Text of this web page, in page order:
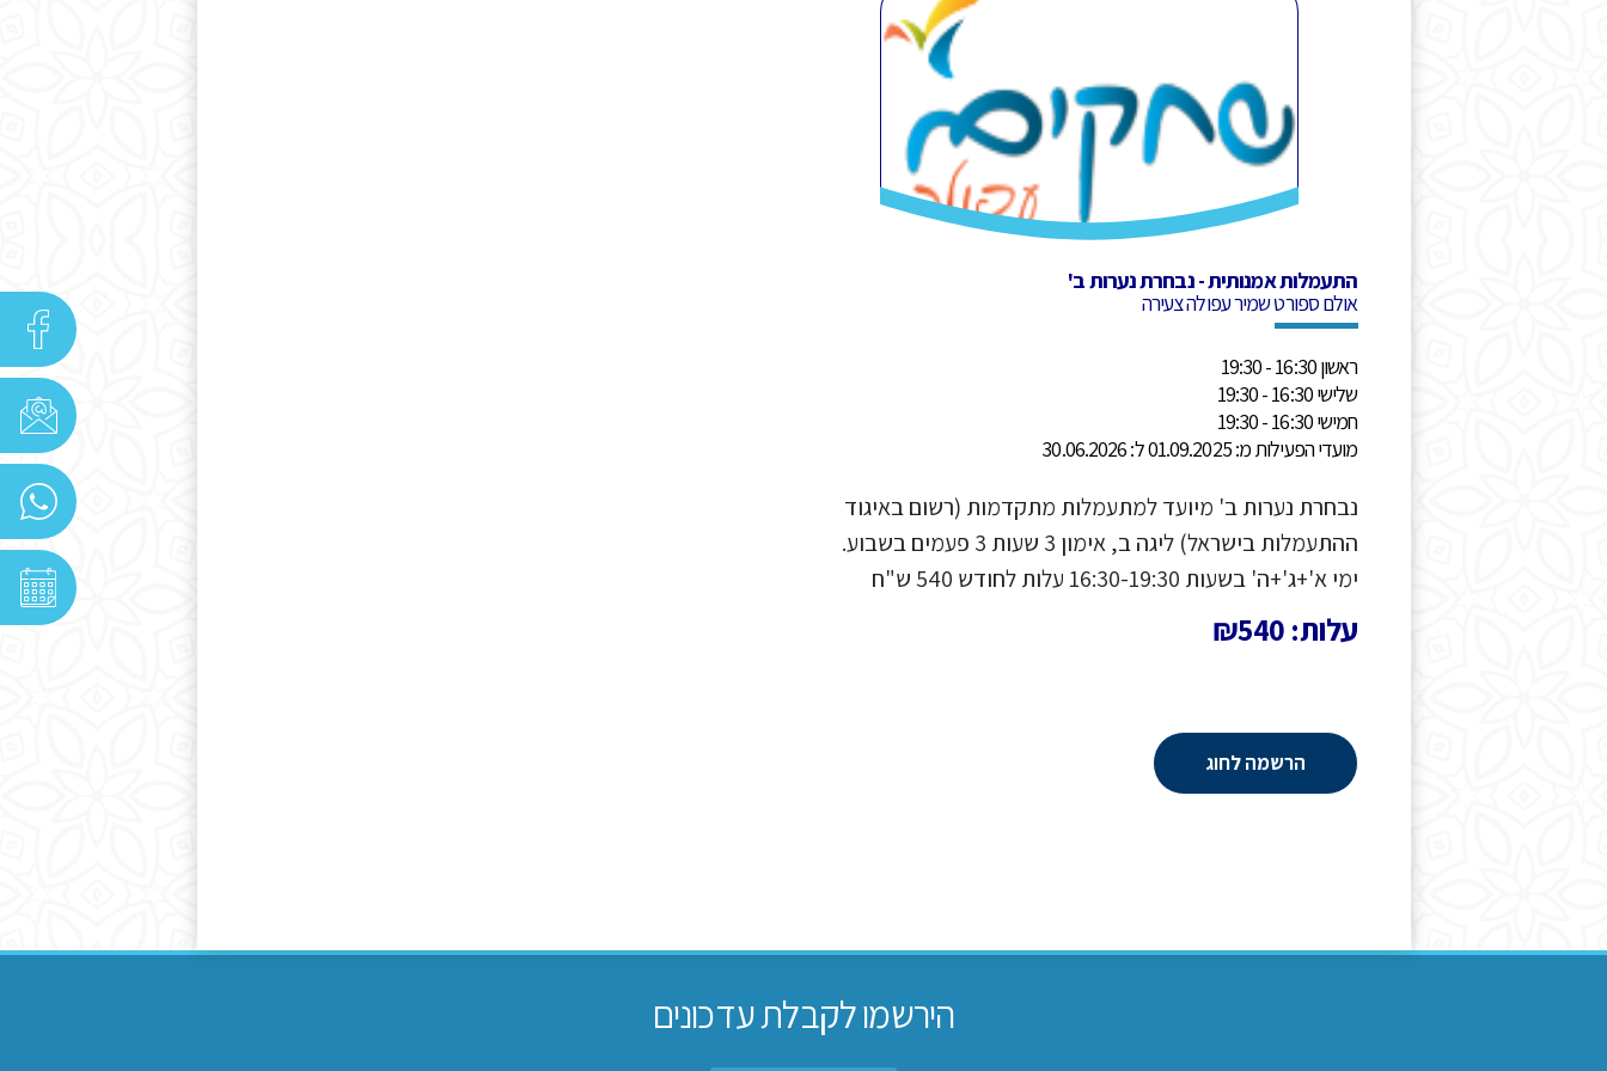
התעמלות אמנותית - נבחרת נערות ב'
אולם ספורט שמיר עפולה צעירה
ראשון 16:30 - 19:30
שלישי 16:30 - 19:30
חמישי 16:30 - 19:30
מועדי הפעילות מ: 01.09.2025 ל: 30.06.2026
נבחרת נערות ב' מיועד למתעמלות מתקדמות (רשום באיגוד
ההתעמלות בישראל) ליגה ב, אימון 3 שעות 3 פעמים בשבוע.
ימי א'+ג'+ה' בשעות 16:30-19:30 עלות לחודש 540 ש"ח
עלות: ₪540
הרשמה לחוג
הירשמו לקבלת עדכונים